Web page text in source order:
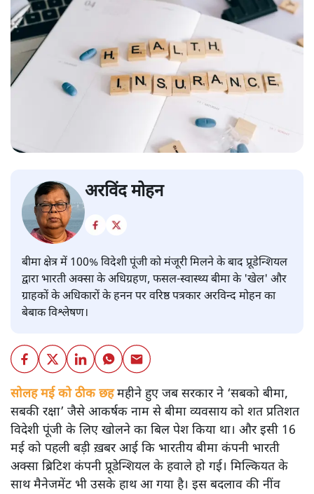
अरविंद मोहन
बीमा क्षेत्र में 100% विदेशी पूंजी को मंजूरी मिलने के बाद प्रूडेन्शियल
द्वारा भारती अक्सा के अधिग्रहण, फसल-स्वास्थ्य बीमा के 'खेल' और
ग्राहकों के अधिकारों के हनन पर वरिष्ठ पत्रकार अरविन्द मोहन का
बेबाक विश्लेषण।
सोलह मई को ठीक छहमहीने हुए जब सरकार ने ‘सबको बीमा,
सबकी रक्षा’ जैसे आकर्षक नाम से बीमा व्यवसाय को शत प्रतिशत
विदेशी पूंजी के लिए खोलने का बिल पेश किया था। और इसी 16
मई को पहली बड़ी ख़बर आई कि भारतीय बीमा कंपनी भारती
अक्सा ब्रिटिश कंपनी प्रूडेन्शियल के हवाले हो गई। मिल्कियत के
साथ मैनेजमेंट भी उसके हाथ आ गया है। इस बदलाव की नींव